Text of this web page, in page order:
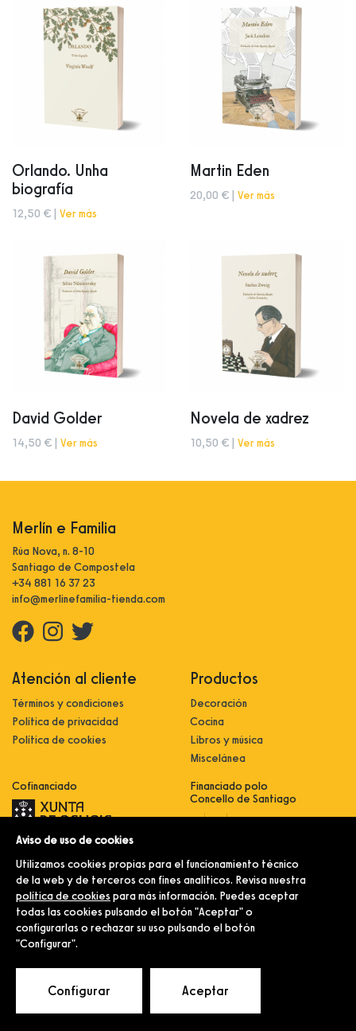
Orlando. Unha
biografía
12,50 € | Ver más
Martin Eden
20,00 € | Ver más
David Golder
14,50 € | Ver más
Novela de xadrez
10,50 € | Ver más
Merlín e Familia
Rúa Nova, n. 8-10
Santiago de Compostela
+34 881 16 37 23
info@merlinefamilia-tienda.com
Atención al cliente
Términos y condiciones
Política de privacidad
Política de cookies
Productos
Decoración
Cocina
Libros y música
Miscelánea
Cofinanciado
Innovación, dixitalización e
comercialización e expansión do
sector comercial e artesanal
Implantación e pulo da estratexia
dixital e modernización do sector
comercial e artesanal (CO300C
2021)
Financiado polo
Concello de Santiago
© Merlín e Familia.
Aviso de uso de cookies
Utilizamos cookies propias para el funcionamiento técnico
de la web y de terceros con fines analíticos. Revisa nuestra
política de cookies para más información. Puedes aceptar
todas las cookies pulsando el botón "Aceptar" o
configurarlas o rechazar su uso pulsando el botón
"Configurar".
Configurar Aceptar